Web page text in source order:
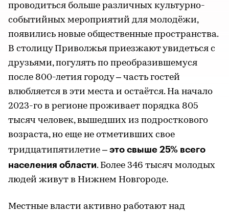
проводиться больше различных культурно-
событийных мероприятий для молодёжи,
появились новые общественные пространства.
В столицу Приволжья приезжают увидеться с
друзьями, погулять по преобразившемуся
после 800-летия городу – часть гостей
влюбляется в эти места и остаётся. На начало
2023-го в регионе проживает порядка 805
тысяч человек, вышедших из подросткового
возраста, но еще не отметивших свое
тридцатипятилетие – это свыше 25% всего
населения области. Более 346 тысяч молодых
людей живут в Нижнем Новгороде.
Местные власти активно работают над